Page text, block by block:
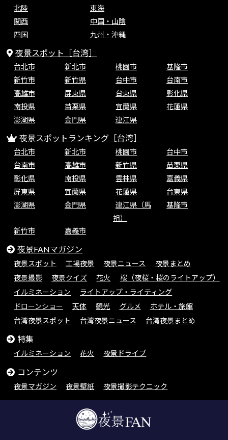
北陸
東海
関西
中国・山陰
四国
九州・沖縄
夜景スポット［台湾］
台北市 新北市 桃園市
基隆市
新竹市
新竹県 台中市
台南市
高雄市
屏東県 台東県
彰化県
南投県
苗栗県 宜蘭県
花蓮県
澎湖県
金門県 連江県
夜景スポットランキング［台湾］
台北市 新北市 桃園市
台中市
台南市
高雄市 新竹県
苗栗県
彰化県
南投県 雲林県
嘉義県
屏東県
宜蘭県 花蓮県
台東県
澎湖県
金門県
連江県（馬
祖）
基隆市
新竹市 嘉義市
夜景FANマガジン
夜景スポット 工場夜景 夜景ニュース
夜景まとめ
夜景撮影
夜景クイズ 花火
桜（夜桜・桜のライトアップ）
イルミネーション
ライトアップ・ライティング
ドローンショー
天体 観光 グルメ
ホテル・旅館
台湾夜景スポット
台湾夜景ニュース 台湾夜景まとめ
特集
イルミネーション 花火 夜景ドライブ
コンテンツ
夜景マガジン 夜景壁紙 夜景撮影テクニック